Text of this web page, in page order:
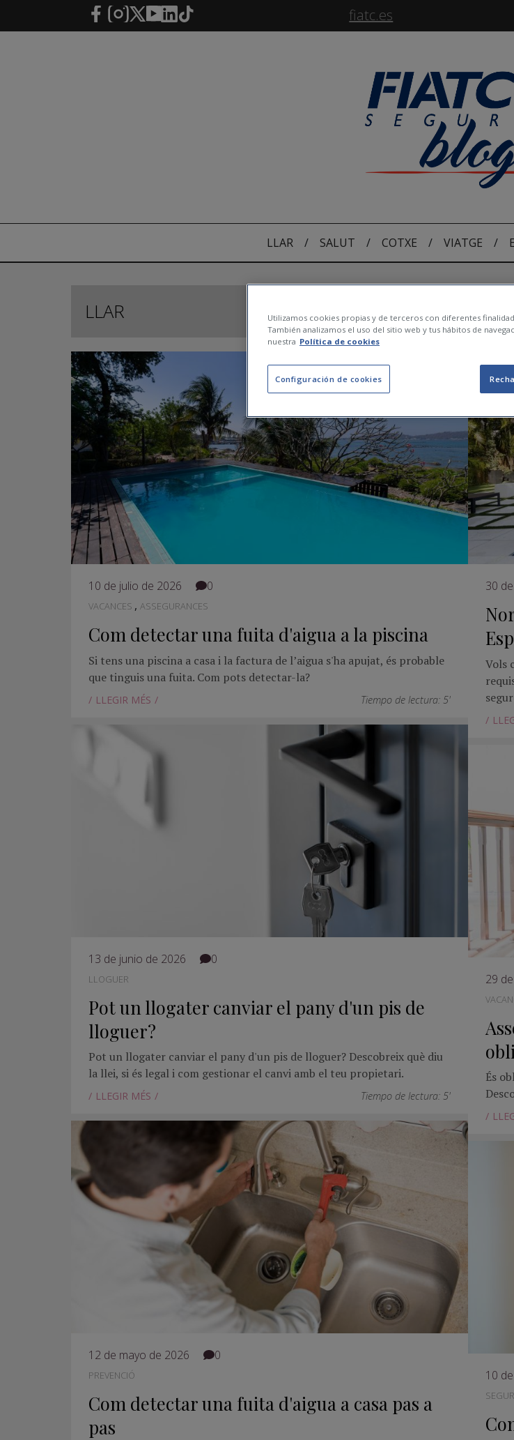
Salta al contingut principal fiatc.es
LLAR / SALUT / COTXE / VIATGE /
LLAR
10 de julio de 2026 0
VACANCES , ASSEGURANCES
Com detectar una fuita d'aigua a la piscina
Si tens una piscina a casa i la factura de l’aigua s'ha apujat, és probable
que tinguis una fuita. Com pots detectar-la?
LLEGIR MÉS Tiempo de lectura: 5'
13 de junio de 2026 0
LLOGUER
Pot un llogater canviar el pany d'un pis de
lloguer?
Pot un llogater canviar el pany d'un pis de lloguer? Descobreix què diu
la llei, si és legal i com gestionar el canvi amb el teu propietari.
LLEGIR MÉS Tiempo de lectura: 5'
12 de mayo de 2026 0
PREVENCIÓ
Com detectar una fuita d'aigua a casa pas a
pas
30
Vols
29
És
10
Utilizamos cookies propias y de terceros con diferentes
También analizamos el uso del sitio web y tus hábitos de
nuestra Política de cookies
Configuración de cookies